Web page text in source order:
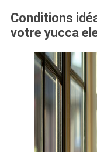
Conditions
votre yucca